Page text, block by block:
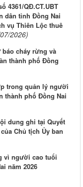
4361/QĐ.CT.UBT
dân tỉnh Đồng Nai
vụ Thiên Lộc thuê
2026)
cháy rừng và
thành phố Đồng
trong quản lý người
thành phố Đồng Nai
dung ghi tại Quyết
Chủ tịch Ủy ban
vì người cao tuổi
năm 2026